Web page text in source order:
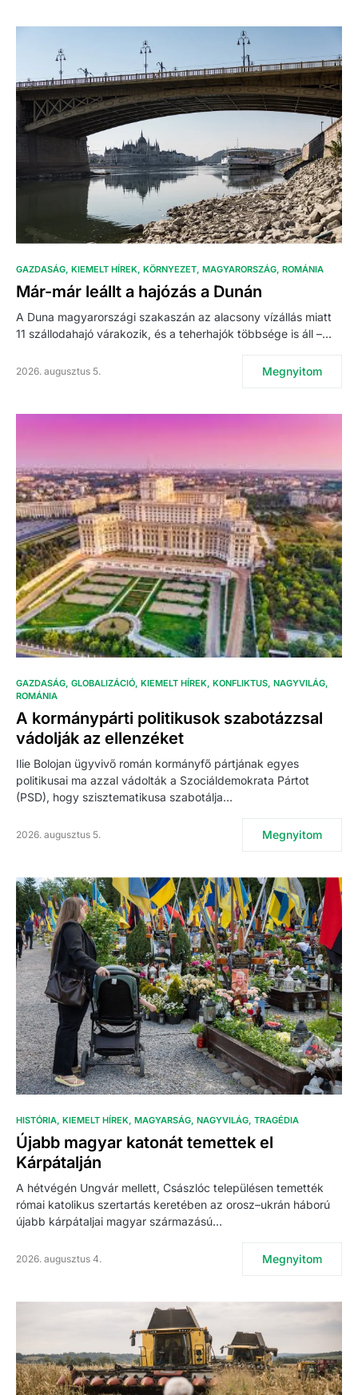
GAZDASÁG KIEMELT HÍREK KÖRNYEZET MAGYARORSZÁG ROMÁNIA
Már-már leállt a hajózás a Dunán
A Duna magyarországi szakaszán az alacsony vízállás miatt
11 szállodahajó várakozik, és a teherhajók többsége is áll –…
2026. augusztus 5. Megnyitom
GAZDASÁG GLOBALIZÁCIÓ KIEMELT HÍREK KONFLIKTUS NAGYVILÁG
ROMÁNIA
A kormánypárti politikusok szabotázzsal
vádolják az ellenzéket
Ilie Bolojan ügyvivő román kormányfő pártjának egyes
politikusai ma azzal vádolták a Szociáldemokrata Pártot
(PSD), hogy szisztematikusa szabotálja…
2026. augusztus 5. Megnyitom
HISTÓRIA KIEMELT HÍREK MAGYARSÁG NAGYVILÁG TRAGÉDIA
Újabb magyar katonát temettek el
Kárpátalján
A hétvégén Ungvár mellett, Császlóc településen temették
római katolikus szertartás keretében az orosz–ukrán háború
újabb kárpátaljai magyar származású…
2026. augusztus 4. Megnyitom